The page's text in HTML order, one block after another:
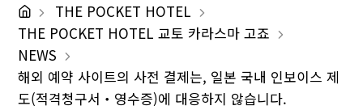
THE POCKET HOTEL
THE POCKET HOTEL 교토 카라스마 고죠
NEWS
해외 예약 사이트의 사전 결제는, 일본 국내 인보이스 제
도(적격청구서・영수증)에 대응하지 않습니다.